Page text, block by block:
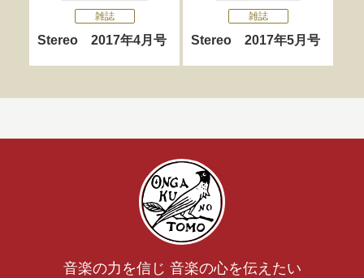
雑誌
Stereo 2017年4月号
雑誌
Stereo 2017年5月号
音楽の力を信じ 音楽の心を伝えたい